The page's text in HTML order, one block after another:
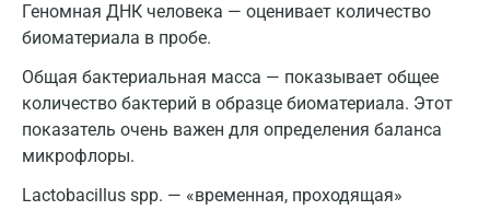
Геномная ДНК человека — оценивает количество
биоматериала в пробе.
Общая бактериальная масса — показывает общее
количество бактерий в образце биоматериала. Этот
показатель очень важен для определения баланса
микрофлоры.
Lactobacillus spp. — «временная, проходящая»
Москва
Санкт-Петербург
Нижний Новгород
Казань
Альметьевск